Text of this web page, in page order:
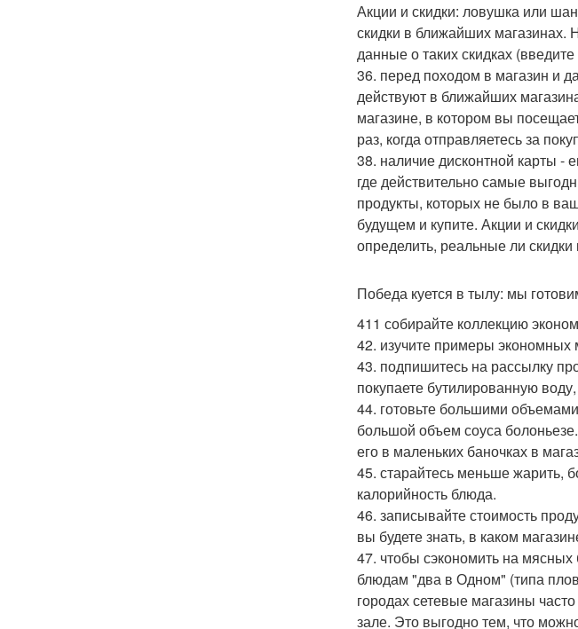
Акции и скидки: ловушка или
скидки в ближайших
данные о таких скидках
36. перед походом в магазин и
действуют в ближайших
магазине, в котором вы
раз, когда отправляетесь за
38. наличие дисконтной карты -
где действительно самые
продукты, которых не было в
будущем и купите. Акции и
определить, реальные ли скидки
Победа куется в тылу: мы
411 собирайте коллекцию
42. изучите примеры экономных
43. подпишитесь на рассылку
покупаете бутилированную
44. готовьте большими
большой объем соуса
его в маленьких баночках в
45. старайтесь меньше жарить,
калорийность блюда.
46. записывайте стоимость
вы будете знать, в каком
47. чтобы сэкономить на мясных
блюдам "два в Одном" (типа
городах сетевые магазины
зале. Это выгодно тем, что